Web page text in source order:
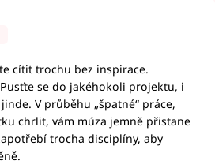
cítit trochu bez inspirace.
se do jakéhokoli projektu, i
V průběhu „špatné“ práce,
chrlit, vám múza jemně přistane
trocha disciplíny, aby